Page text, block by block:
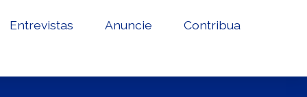
Entrevistas Anuncie
Contribua